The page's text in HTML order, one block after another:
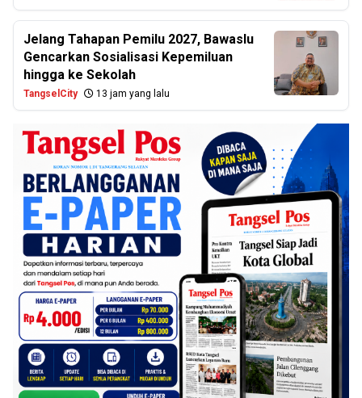
Jelang Tahapan Pemilu 2027, Bawaslu
Gencarkan Sosialisasi Kepemiluan
hingga ke Sekolah
TangselCity 13 jam yang lalu